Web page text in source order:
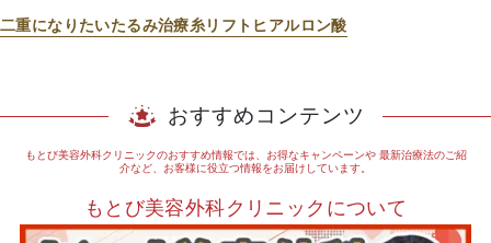
二重になりたいたるみ治療糸リフト ヒアルロン酸
おすすめコンテンツ
もとび美容外科クリニックのおすすめ情報では、お得なキャンペーンや最新治療法のご紹
介など、お客様に役立つ情報をお届けしています。
もとび美容外科クリニックについて